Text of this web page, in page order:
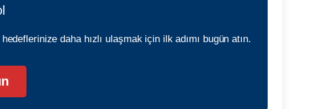
daha hızlı ulaşmak için ilk adımı bugün atın.